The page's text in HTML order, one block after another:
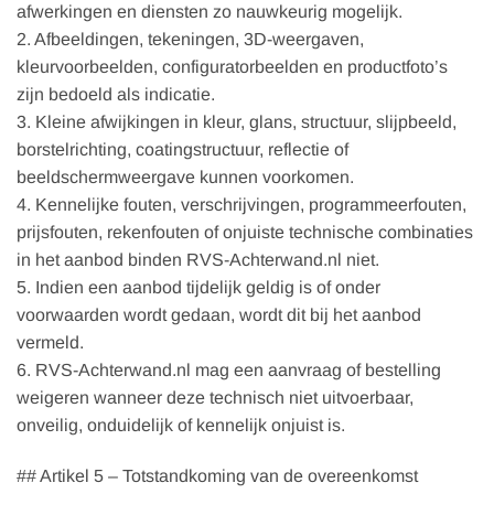
afwerkingen en diensten zo nauwkeurig mogelijk.
2. Afbeeldingen, tekeningen, 3D-weergaven,
kleurvoorbeelden, configuratorbeelden en productfoto’s
zijn bedoeld als indicatie.
3. Kleine afwijkingen in kleur, glans, structuur, slijpbeeld,
borstelrichting, coatingstructuur, reflectie of
beeldschermweergave kunnen voorkomen.
4. Kennelijke fouten, verschrijvingen, programmeerfouten,
prijsfouten, rekenfouten of onjuiste technische combinaties
in het aanbod binden RVS-Achterwand.nl niet.
5. Indien een aanbod tijdelijk geldig is of onder
voorwaarden wordt gedaan, wordt dit bij het aanbod
vermeld.
6. RVS-Achterwand.nl mag een aanvraag of bestelling
weigeren wanneer deze technisch niet uitvoerbaar,
onveilig, onduidelijk of kennelijk onjuist is.
## Artikel 5 – Totstandkoming van de overeenkomst